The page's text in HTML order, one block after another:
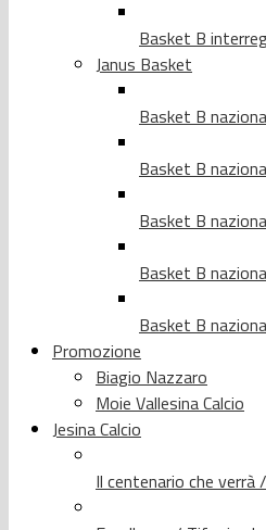
Basket B
Janus Basket
Basket B
Basket B
Basket B
Basket B
Basket B
Promozione
Biagio Nazzaro
Moie Vallesina Calcio
Jesina Calcio
Il centenario che verrà